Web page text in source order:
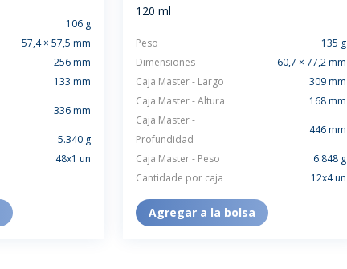
106 g
57,4 × 57,5 mm
256 mm
133 mm
336 mm
5.340 g
48x1 un
120 ml
Peso
135 g
Dimensiones
60,7 × 77,2 mm
Caja Master - Largo
309 mm
Caja Master - Altura
168 mm
Caja Master -
Profundidad
446 mm
Caja Master - Peso
6.848 g
Cantidade por caja
12x4 un
Agregar a la bolsa